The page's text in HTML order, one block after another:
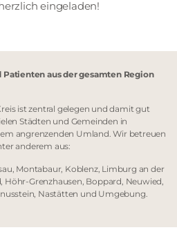
eingeladen!
aus der gesamten Region
ist zentral gelegen und damit gut
Städten und Gemeinden in
angrenzenden Umland. Wir betreuen
anderem aus:
Montabaur, Koblenz, Limburg an der
Höhr-Grenzhausen, Boppard, Neuwied,
Nastätten und Umgebung.